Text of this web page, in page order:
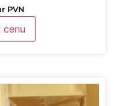
PVN
cenu